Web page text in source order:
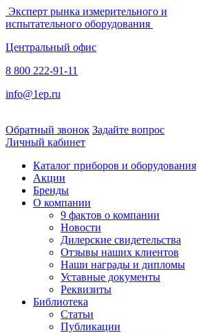
Эксперт рынка измерительного и
испытательного оборудования
Центральный офис
8 800 222-91-11
info@1ep.ru
Обратный звонок Задайте вопрос
Личный кабинет
Каталог приборов и оборудования
Акции
Бренды
О компании
9 фактов о компании
Новости
Дилерские свидетельства
Отзывы наших клиентов
Наши награды и дипломы
Уставные документы
Реквизиты
Библиотека
Статьи
Публикации